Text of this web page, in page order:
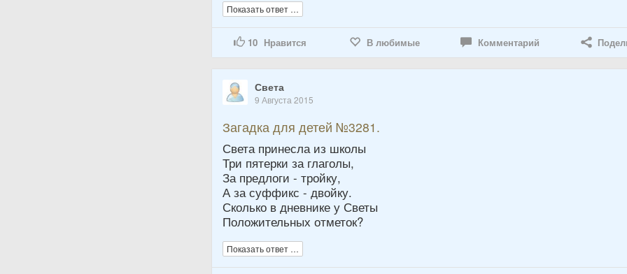
Показать ответ …
10 Нравится В любимые Комментарий
Света
9 Августа 2015
Загадка для детей №3281.
Света принесла из школы
Три пятерки за глаголы,
За предлоги - тройку,
А за суффикс - двойку.
Сколько в дневнике у Светы
Положительных отметок?
Показать ответ …